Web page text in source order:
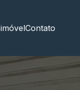
Contato